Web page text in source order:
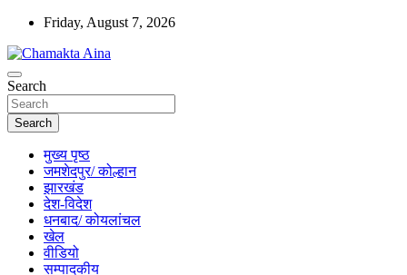
Skip
content
Friday, August 7, 2026
Chamakta Aina
Hindi News Paper – Jharkhand
Search
Search
मुख्य पृष्ठ
जमशेदपुर/ कोल्हान
झारखंड
देश-विदेश
धनबाद/ कोयलांचल
खेल
वीडियो
सम्पादकीय